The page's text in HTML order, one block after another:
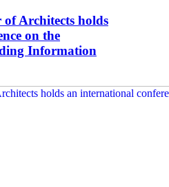
Architects holds
on the
Information